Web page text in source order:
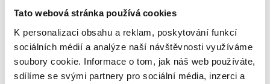
Tato webová stránka používá cookies
K personalizaci obsahu a reklam, poskytování funkcí
sociálních médií a analýze naší návštěvnosti využíváme
soubory cookie. Informace o tom, jak náš web používáte,
sdílíme se svými partnery pro sociální média, inzerci a
SCHILLEROVÁ: Která je na ni,
přesně tak, navázaná.
Události, komentáře,28. listopadu 2019